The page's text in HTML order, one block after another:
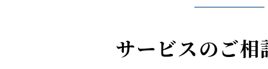
サービスのご